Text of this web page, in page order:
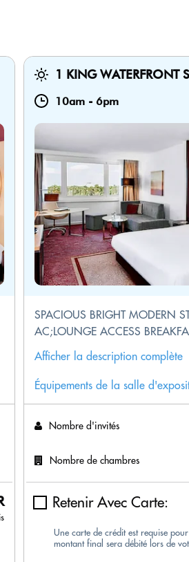
1 KING WATERFRONT
10am - 6pm
SPACIOUS BRIGHT MODERN
AC;LOUNGE ACCESS
Afficher la description complète
Équipements de la salle
Nombre d'invités
Nombre de chambres
Retenir Avec Carte:
Une carte de crédit est requise
montant final sera débité lors de